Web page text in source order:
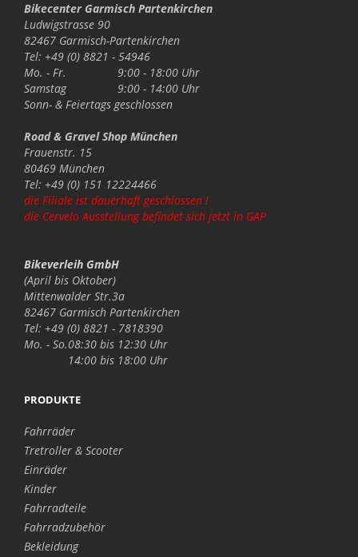
Bikecenter Garmisch Partenkirchen
Ludwigstrasse 90
82467 Garmisch-Partenkirchen
Tel: +49 (0) 8821 - 54946
Mo. - Fr.
9:00 - 18:00 Uhr
Samstag
9:00 - 14:00 Uhr
Sonn- & Feiertagsgeschlossen
Road & Gravel Shop München
Frauenstr. 15
80469 München
Tel: +49 (0) 151 12224466
die Filiale ist dauerhaft geschlossen !
die Cervelo Ausstellung befindet sich jetzt in GAP
Bikeverleih GmbH
(April bis Oktober)
Mittenwalder Str.3a
82467 Garmisch Partenkirchen
Tel: +49 (0) 8821 - 7818390
Mo. - So.08:30 bis 12:30 Uhr
14:00 bis 18:00 Uhr
PRODUKTE
Fahrräder
Tretroller & Scooter
Einräder
Kinder
Fahrradteile
Fahrradzubehör
Bekleidung